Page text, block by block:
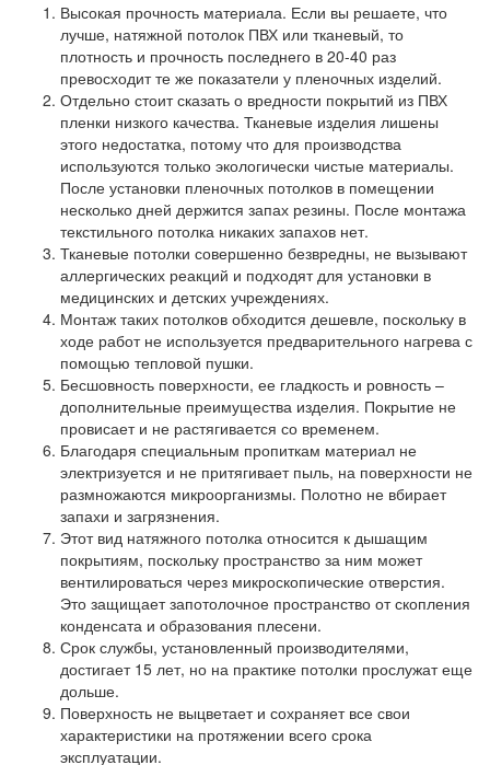
Высокая прочность материала. Если вы решаете, что
лучше, натяжной потолок ПВХ или тканевый, то
плотность и прочность последнего в 20-40 раз
превосходит те же показатели у пленочных изделий.
Отдельно стоит сказать о вредности покрытий из ПВХ
пленки низкого качества. Тканевые изделия лишены
этого недостатка, потому что для производства
используются только экологически чистые материалы.
После установки пленочных потолков в помещении
несколько дней держится запах резины. После монтажа
текстильного потолка никаких запахов нет.
Тканевые потолки совершенно безвредны, не вызывают
аллергических реакций и подходят для установки в
медицинских и детских учреждениях.
Монтаж таких потолков обходится дешевле, поскольку в
ходе работ не используется предварительного нагрева с
помощью тепловой пушки.
Бесшовность поверхности, ее гладкость и ровность –
дополнительные преимущества изделия. Покрытие не
провисает и не растягивается со временем.
Благодаря специальным пропиткам материал не
электризуется и не притягивает пыль, на поверхности не
размножаются микроорганизмы. Полотно не вбирает
запахи и загрязнения.
Этот вид натяжного потолка относится к дышащим
покрытиям, поскольку пространство за ним может
вентилироваться через микроскопические отверстия.
Это защищает запотолочное пространство от скопления
конденсата и образования плесени.
Срок службы, установленный производителями,
достигает 15 лет, но на практике потолки прослужат еще
дольше.
Поверхность не выцветает и сохраняет все свои
характеристики на протяжении всего срока
эксплуатации.